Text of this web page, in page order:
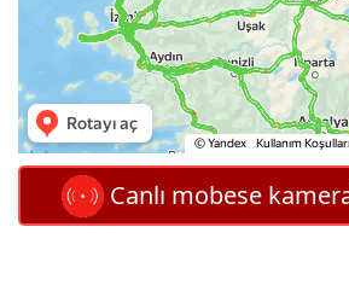
Canlı mobese